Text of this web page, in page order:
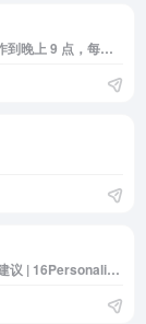
<p> “996”工作制，即每天早 9 点到岗，一直工作到晚上 9 点，每周工作 6 天。 </p>
<p> 免费性格测试、类型描述、人际关系和职业建议 | 16Personalities </p>